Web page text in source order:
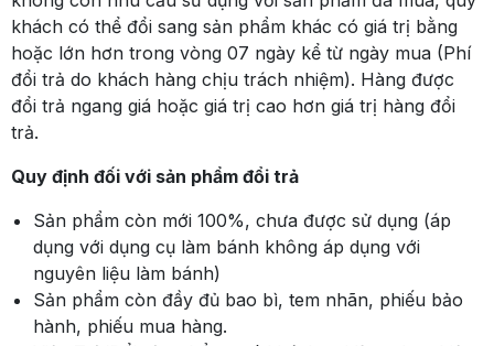
khách có thể đổi sang sản phẩm khác có giá trị bằng
hoặc lớn hơn trong vòng 07 ngày kể từ ngày mua (Phí
đổi trả do khách hàng chịu trách nhiệm). Hàng được
đổi trả ngang giá hoặc giá trị cao hơn giá trị hàng đổi
trả.
Quy định đối với sản phẩm đổi trả
Sản phẩm còn mới 100%, chưa được sử dụng (áp
dụng với dụng cụ làm bánh không áp dụng với
nguyên liệu làm bánh)
Sản phẩm còn đầy đủ bao bì, tem nhãn, phiếu bảo
hành, phiếu mua hàng.